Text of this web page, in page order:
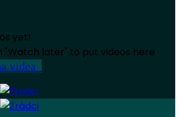
yet!
"Watch later" to put videos here
videa